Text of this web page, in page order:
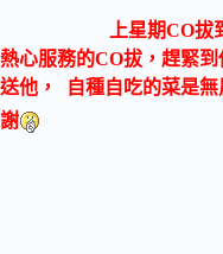
上星期CO拔
熱心服務的CO拔，趕緊
送他， 自種自吃的菜是無
謝